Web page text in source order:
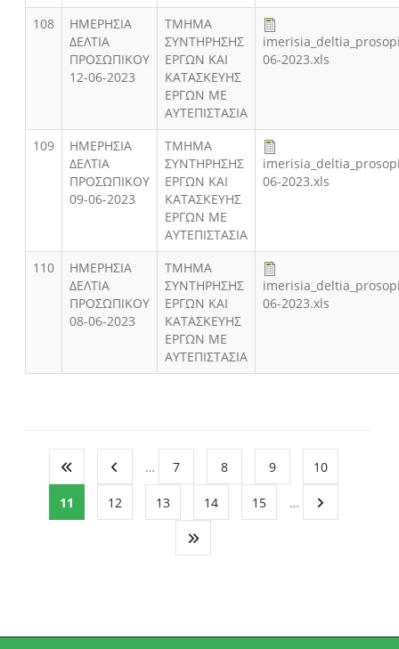
108
ΗΜΕΡΗΣΙΑ
ΔΕΛΤΙΑ
ΠΡΟΣΩΠΙΚΟΥ
12-06-2023
ΤΜΗΜΑ
ΣΥΝΤΗΡΗΣΗΣ
ΕΡΓΩΝ ΚΑΙ
ΚΑΤΑΣΚΕΥΗΣ
ΕΡΓΩΝ ΜΕ
ΑΥΤΕΠΙΣΤΑΣΙΑ
06-2023.xls
109
ΗΜΕΡΗΣΙΑ
ΔΕΛΤΙΑ
ΠΡΟΣΩΠΙΚΟΥ
09-06-2023
ΤΜΗΜΑ
ΣΥΝΤΗΡΗΣΗΣ
ΕΡΓΩΝ ΚΑΙ
ΚΑΤΑΣΚΕΥΗΣ
ΕΡΓΩΝ ΜΕ
ΑΥΤΕΠΙΣΤΑΣΙΑ
06-2023.xls
110
ΗΜΕΡΗΣΙΑ
ΔΕΛΤΙΑ
ΠΡΟΣΩΠΙΚΟΥ
08-06-2023
ΤΜΗΜΑ
ΣΥΝΤΗΡΗΣΗΣ
ΕΡΓΩΝ ΚΑΙ
ΚΑΤΑΣΚΕΥΗΣ
ΕΡΓΩΝ ΜΕ
ΑΥΤΕΠΙΣΤΑΣΙΑ
06-2023.xls
… 7 8 9 10
11 12 13 14 15 …